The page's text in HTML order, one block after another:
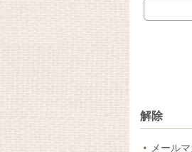
解除
メール